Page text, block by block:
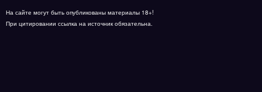
На сайте могут быть опубликованы материалы 18+!
При цитировании ссылка на источник обязательна.